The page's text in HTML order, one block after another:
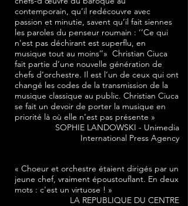
contemporain, qu’il redécouvre avec
passion et minutie, savent qu’il fait siennes
les paroles du penseur roumain : ‘’Ce qui
n'est pas déchirant est superflu, en
musique tout au moins’’» Christian Ciuca
fait partie d’une nouvelle génération de
chefs d’orchestre. Il est l’un de ceux qui ont
changé les codes de la transmission de la
musique classique au public. Christian Ciuca
se fait un devoir de porter la musique en
priorité là où elle n’est pas présente »
SOPHIE LANDOWSKI - Unimedia
International Press Agency
« Choeur et orchestre étaient dirigés par un
jeune chef, vraiment époustouflant. En deux
mots : c'est un virtuose ! »
LA REPUBLIQUE DU CENTRE